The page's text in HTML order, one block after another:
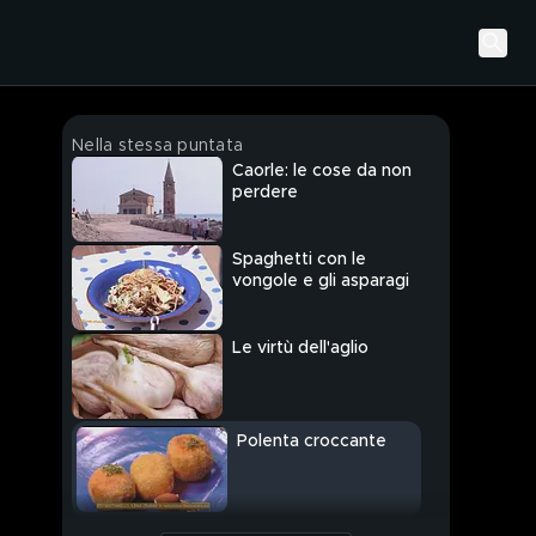
Nella stessa puntata
Caorle: le cose da non
perdere
Spaghetti con le
vongole e gli asparagi
Le virtù dell'aglio
Polenta croccante